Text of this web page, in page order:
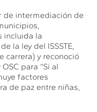
de intermediación de
incluida la
la ley del ISSSTE,
carrera) y reconoció
para “Sí al
factores
de paz entre niñas,